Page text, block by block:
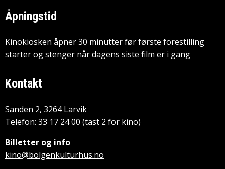
Åpningstid
Kinokiosken åpner 30 minutter før første forestilling
starter og stenger når dagens siste film er i gang
Kontakt
Sanden 2, 3264 Larvik
Telefon: 33 17 24 00 (tast 2 for kino)
Billetter og info
kino@bolgenkulturhus.no